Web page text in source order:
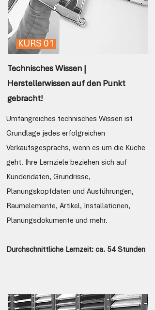
KURS 01
Technisches Wissen |
Herstellerwissen auf den Punkt
gebracht!
Umfangreiches technisches Wissen ist
Grundlage jedes erfolgreichen
Verkaufsgesprächs, wenn es um die Küche
geht. Ihre Lernziele beziehen sich auf
Kundendaten, Grundrisse,
Planungskopfdaten und Ausführungen,
Raumelemente, Artikel, Installationen,
Planungsdokumente und mehr.
Durchschnittliche Lernzeit: ca. 54 Stunden